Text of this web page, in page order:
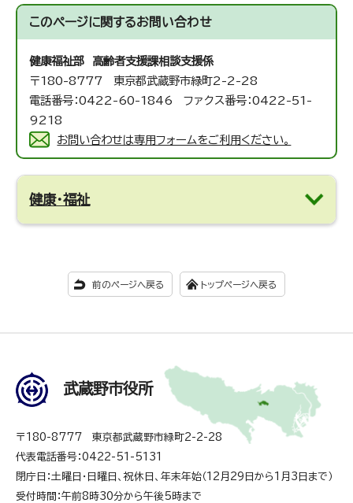
このページに関するお問い合わせ
健康福祉部 高齢者支援課相談支援係
〒180-8777 東京都武蔵野市緑町2-2-28
電話番号：0422-60-1846 ファクス番号：0422-51-
9218
お問い合わせは専用フォームをご利用ください。
健康・福祉
前のページへ戻る トップページへ戻る
武蔵野市役所
〒180-8777 東京都武蔵野市緑町2-2-28
代表電話番号：0422-51-5131
閉庁日：土曜日・日曜日、祝休日、年末年始（12月29日から1月3日まで）
受付時間：午前8時30分から午後5時まで